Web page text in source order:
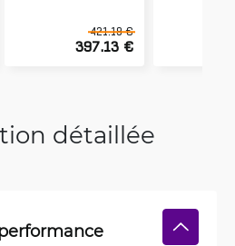
421.19 €
397.13 €
détaillée